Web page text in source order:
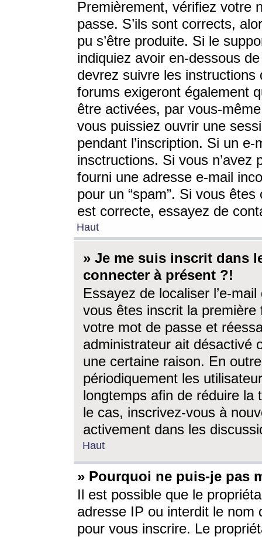
Premièrement, vérifiez votre
passe. S’ils sont corrects,
pu s’être produite. Si le
indiquiez avoir en-dessous
devrez suivre les
forums exigeront également
être activées, par vous-
vous puissiez ouvrir une
pendant l’inscription. Si un
insctructions. Si vous n’avez
fourni une adresse e-mail
pour un “spam”. Si vous
est correcte, essayez de
Haut
» Je me suis inscrit dans
connecter à présent ?!
Essayez de localiser l’e-
vous êtes inscrit la première
votre mot de passe et
administrateur ait désactivé
une certaine raison. En
périodiquement les
longtemps afin de réduire la
le cas, inscrivez-vous à
activement dans les
Haut
» Pourquoi ne puis-je pas
Il est possible que le
adresse IP ou interdit le nom
pour vous inscrire. Le